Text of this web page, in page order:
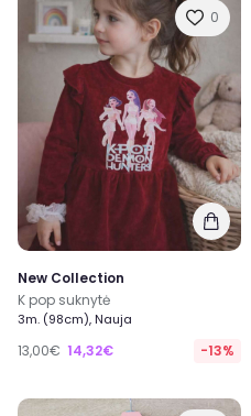
0
New Collection
K pop suknytė
3m. (98cm), Nauja
13,00€ 14,32€ -13%